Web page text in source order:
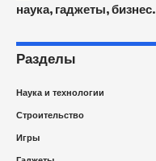
наука, гаджеты, бизнес.
Разделы
Наука и технологии
Строительство
Игры